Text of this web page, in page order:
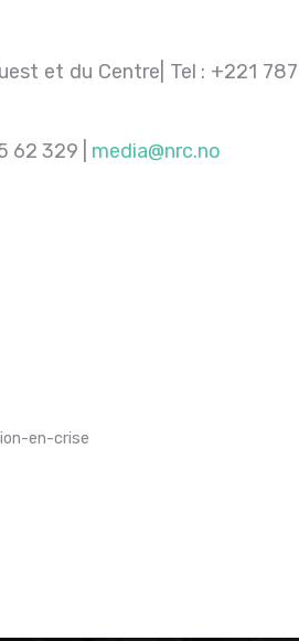
et du Centre| Tel : +221 787
62 329 | media@nrc.no
en-crise